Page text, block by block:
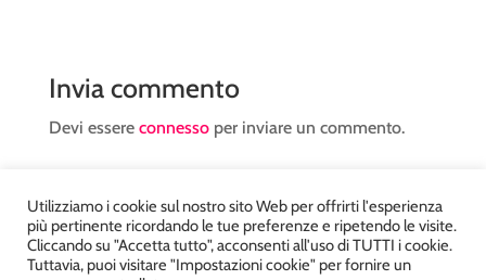
Invia commento
Devi essere connessoper inviare un commento.
Utilizziamo i cookie sul nostro sito Web per offrirti l'esperienza
più pertinente ricordando le tue preferenze e ripetendo le visite.
Cliccando su "Accetta tutto", acconsenti all'uso di TUTTI i cookie.
Tuttavia, puoi visitare "Impostazioni cookie" per fornire un